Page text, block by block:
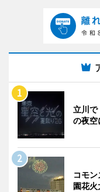
立川
の夜
コモ
園花火